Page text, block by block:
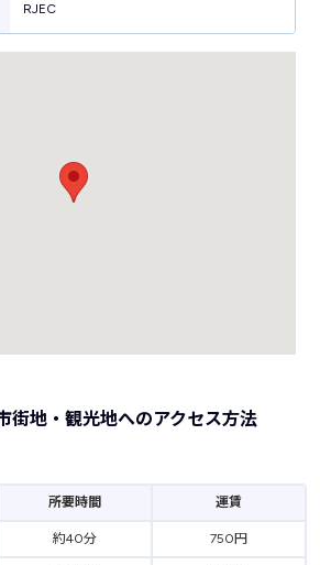
RJEC
街地・観光地へのアクセス方法
所要時間 運賃
約40分 750円